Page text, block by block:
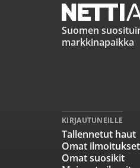
Suomen
markkinapaikka
KIRJAUTUNEILLE
Tallennetut haut
Omat ilmoitukset
Omat suosikit